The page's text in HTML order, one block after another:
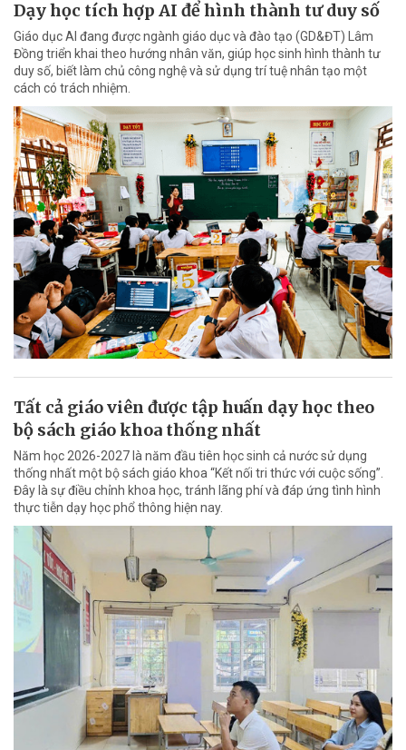
Dạy học tích hợp AI để hình thành tư duy số
Giáo dục AI đang được ngành giáo dục và đào tạo (GD&ĐT) Lâm
Đồng triển khai theo hướng nhân văn, giúp học sinh hình thành tư
duy số, biết làm chủ công nghệ và sử dụng trí tuệ nhân tạo một
cách có trách nhiệm.
Tất cả giáo viên được tập huấn dạy học theo
bộ sách giáo khoa thống nhất
Năm học 2026-2027 là năm đầu tiên học sinh cả nước sử dụng
thống nhất một bộ sách giáo khoa “Kết nối tri thức với cuộc sống”.
Đây là sự điều chỉnh khoa học, tránh lãng phí và đáp ứng tình hình
thực tiễn dạy học phổ thông hiện nay.